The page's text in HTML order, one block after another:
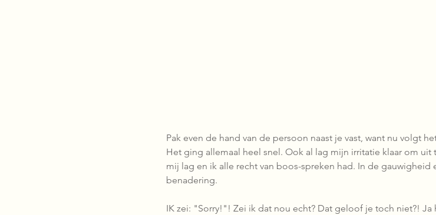
Pak even de hand van de persoon naast je vast, want nu volgt
Het ging allemaal heel snel. Ook al lag mijn irritatie klaar om
mij lag en ik alle recht van boos-spreken had. In de
benadering.
IK zei: "Sorry!"! Zei ik dat nou echt? Dat geloof je toch niet?!